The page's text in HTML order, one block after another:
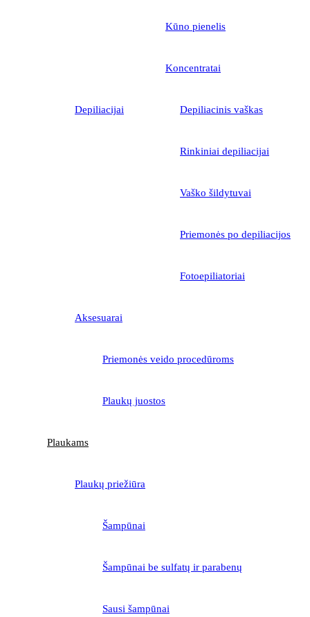
Kūno pienelis
Koncentratai
Depiliacijai Depiliacinis vaškas
Rinkiniai depiliacijai
Vaško šildytuvai
Priemonės po depiliacijos
Fotoepiliatoriai
Aksesuarai
Priemonės veido procedūroms
Plaukų juostos
Plaukams
Plaukų priežiūra
Šampūnai
Šampūnai be sulfatų ir parabenų
Sausi šampūnai